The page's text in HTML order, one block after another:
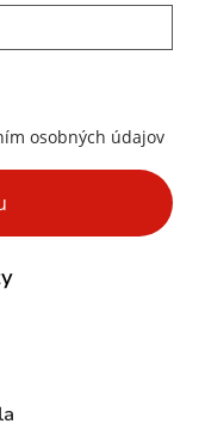
osobných údajov